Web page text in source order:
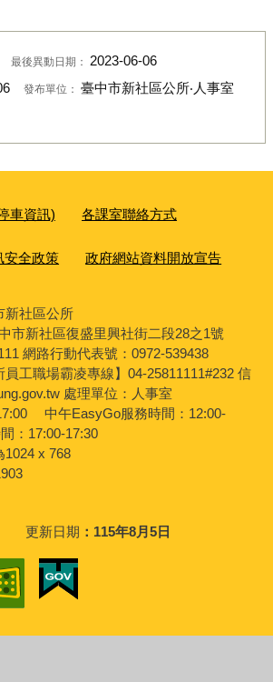
最後異動日期： 2023-06-06
發布單位： 臺中市新社區公所‧人事室
車資訊) 各課室聯絡方式
安全政策 政府網站資料開放宣告
社區公所
市新社區復盛里興社街二段28之1號
網路行動代表號：0972-539438
員工職場霸凌專線】04-25811111#232 信
處理單位：人事室
中午EasyGo服務時間：12:00-
：17:00-17:30
x 768
更新日期 115年8月5日